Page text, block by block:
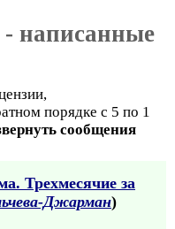
- написанные
порядке с 5 по 1
сообщения
Трехмесячие за
Джарман)